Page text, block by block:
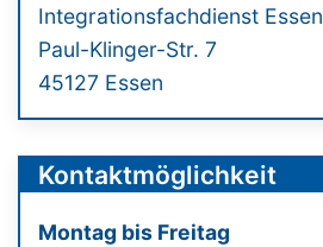
Integrationsfachdienst Essen
Paul-Klinger-Str. 7
45127 Essen
Kontaktmöglichkeit
Montag bis Freitag